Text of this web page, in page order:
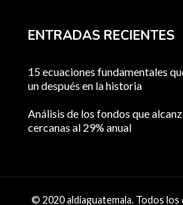
ENTRADAS RECIENTES
15 ecuaciones fundamentales
un después en la historia
Análisis de los fondos que
cercanas al 29% anual
© 2020 aldiaguatemala. Todos